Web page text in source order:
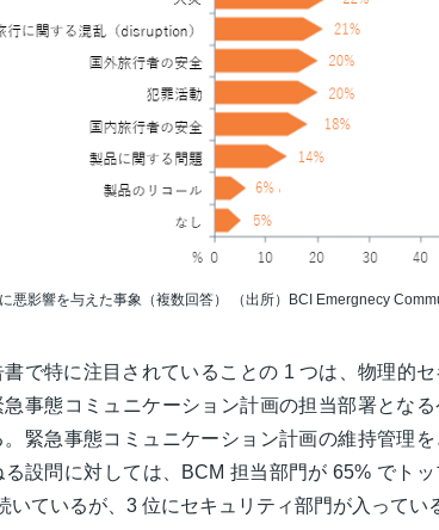
悪影響を与えた事象（複数回答） （出所）BCI Emergnecy
で特に注目されていることの 1 つは、物理的
事態コミュニケーション計画の担当部署とな
緊急事態コミュニケーション計画の維持管理
設問に対しては、BCM 担当部門が 65% でト
いているが、3 位にセキュリティ部門が入ってい